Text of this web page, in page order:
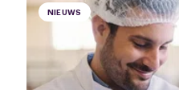
NIEUWS